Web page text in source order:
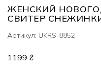
ЖЕНСКИЙ
СВИТЕР
Артикул: UKRS-8852
1199 ₴